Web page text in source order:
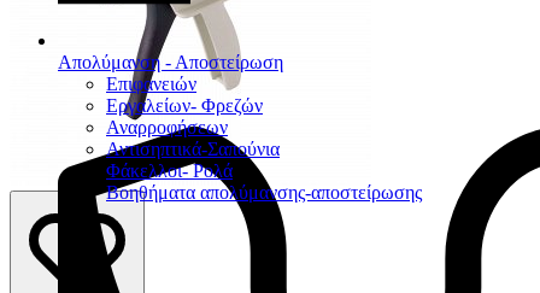
Απολύμανση - Αποστείρωση
Επιφανειών
Εργαλείων- Φρεζών
Αναρροφήσεων
Αντισηπτικά-Σαπούνια
Φάκελλοι- Ρολά
Βοηθήματα απολύμανσης-αποστείρωσης